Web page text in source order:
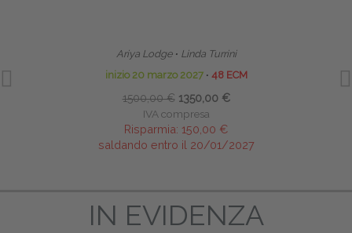
Ariya Lodge ∙ Linda Turrini
inizio 20 marzo 2027 ∙ 48 ECM
1500,00 € 1350,00 €
IVA compresa
Risparmia: 150,00 €
saldando entro il 20/01/2027
IN EVIDENZA